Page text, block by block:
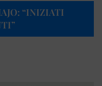
“INIZIATI